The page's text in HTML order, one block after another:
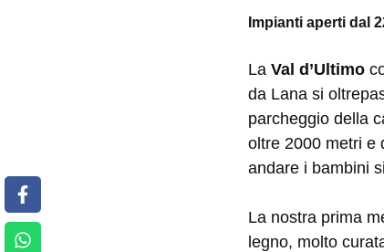
Impianti aperti dal
La Val d’Ultimo
da Lana si
parcheggio della
oltre 2000 metri e
andare i bambini
La nostra prima
legno, molto